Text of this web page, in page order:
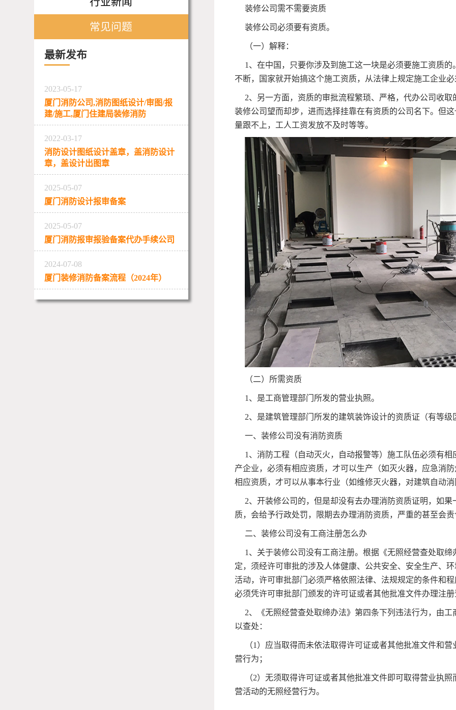
常见问题
最新发布
2023-05-17
厦门消防公司,消防图纸设计/审图/报
建/施工,厦门住建局装修消防
2022-03-17
消防设计图纸设计盖章，盖消防设计
章，盖设计出图章
2025-05-07
厦门消防设计报审备案
2025-05-07
厦门消防报审报验备案代办手续公司
2024-07-08
厦门装修消防备案流程（2024年）
装修公司需不需要资质
装修公司必须要有资质。
（一）解释：
1、在中国，只要你涉及到施工这一块是必须要施工资质
不断，国家就开始搞这个施工资质，从法律上规定施工企业
2、另一方面，资质的审批流程繁琐、严格，代办公司收
装修公司望而却步，进而选择挂靠在有资质的公司名下。但
量跟不上，工人工资发放不及时等等。
（二）所需资质
1、是工商管理部门所发的营业执照。
2、是建筑管理部门所发的建筑装饰设计的资质证（有等级
一、装修公司没有消防资质
1、消防工程（自动灭火，自动报警等）施工队伍必须有
产企业，必须有相应资质，才可以生产（如灭火器，应急消
相应资质，才可以从事本行业（如维修灭火器，对建筑自动
2、开装修公司的，但是却没有去办理消防资质证明，如
质，会给予行政处罚，限期去办理消防资质，严重的甚至会
二、装修公司没有工商注册怎么办
1、关于装修公司没有工商注册。根据《无照经营查处取
定，须经许可审批的涉及人体健康、公共安全、安全生产、
活动，许可审批部门必须严格依照法律、法规规定的条件和
必须凭许可审批部门颁发的许可证或者其他批准文件办理注
2、《无照经营查处取缔办法》第四条下列违法行为，由
以查处：
（1）应当取得而未依法取得许可证或者其他批准文件和
营行为；
（2）无须取得许可证或者其他批准文件即可取得营业执
营活动的无照经营行为。